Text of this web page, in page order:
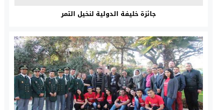
جائزة خليفة الدولية لنخيل التمر